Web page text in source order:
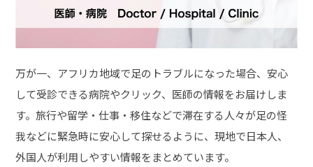
万が一、アフリカ地域で足のトラブルになった場合、安心
して受診できる病院やクリック、医師の情報をお届けしま
す。旅行や留学・仕事・移住などで滞在する人々が足の怪
我などに緊急時に安心して探せるように、現地で日本人、
外国人が利用しやすい情報をまとめています。